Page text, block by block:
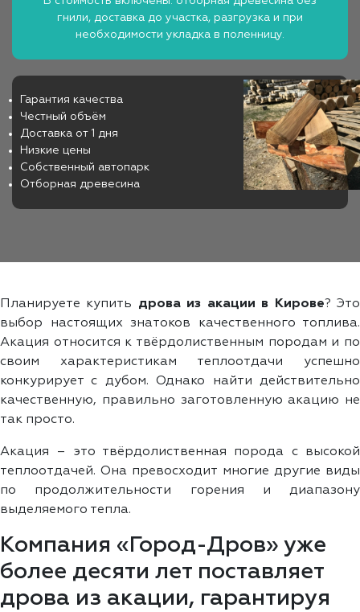
гнили, доставка до участка, разгрузка и при
необходимости укладка в поленницу.
Гарантия качества
Честный объём
Доставка от 1 дня
Низкие цены
Собственный автопарк
Отборная древесина
Планируете купить дрова из акации в Кирове? Это
выбор настоящих знатоков качественного топлива.
Акация относится к твёрдолиственным породам и по
своим характеристикам теплоотдачи успешно
конкурирует с дубом. Однако найти действительно
качественную, правильно заготовленную акацию не
так просто.
Акация – это твёрдолиственная порода с высокой
теплоотдачей. Она превосходит многие другие виды
по продолжительности горения и диапазону
выделяемого тепла.
Компания «Город-Дров» уже
более десяти лет поставляет
дрова из акации, гарантируя